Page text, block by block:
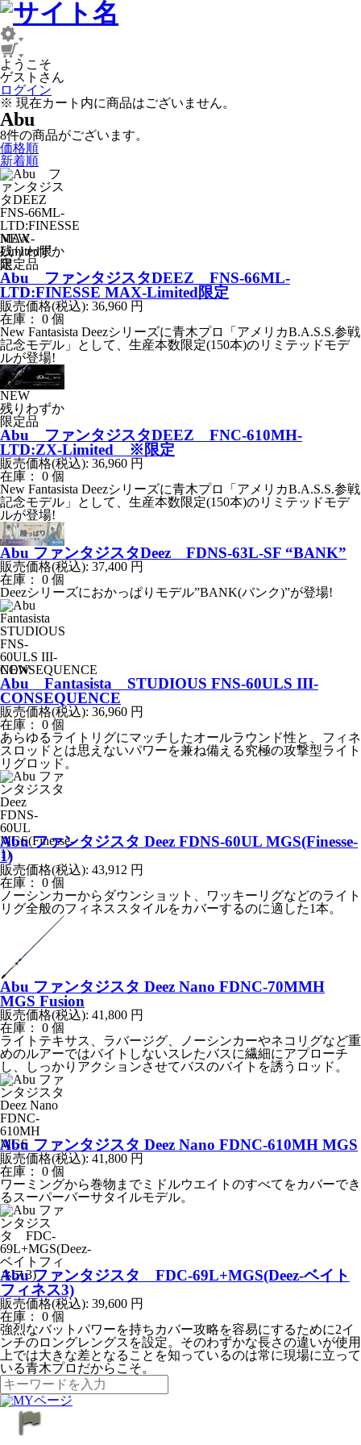
ようこそ
ゲストさん
ログイン
※ 現在カート内に商品はございません。
Abu
8件の商品がございます。
価格順
新着順
NEW
残りわずか
限定品
Abu ファンタジスタDEEZ FNS-66ML-
LTD:FINESSE MAX-Limited限定
販売価格(税込): 36,960 円
在庫： 0 個
New Fantasista Deezシリーズに青木プロ「アメリカB.A.S.S.参戦
記念モデル」として、生産本数限定(150本)のリミテッドモデ
ルが登場!
NEW
残りわずか
限定品
Abu ファンタジスタDEEZ FNC-610MH-
LTD:ZX-Limited ※限定
販売価格(税込): 36,960 円
在庫： 0 個
New Fantasista Deezシリーズに青木プロ「アメリカB.A.S.S.参戦
記念モデル」として、生産本数限定(150本)のリミテッドモデ
ルが登場!
Abu ファンタジスタDeez FDNS-63L-SF “BANK”
販売価格(税込): 37,400 円
在庫： 0 個
Deezシリーズにおかっぱりモデル”BANK(バンク)”が登場!
NEW
Abu Fantasista STUDIOUS FNS-60ULS III-
CONSEQUENCE
販売価格(税込): 36,960 円
在庫： 0 個
あらゆるライトリグにマッチしたオールラウンド性と、フィネ
スロッドとは思えないパワーを兼ね備える究極の攻撃型ライト
リグロッド。
Abu ファンタジスタ Deez FDNS-60UL MGS(Finesse-
1)
販売価格(税込): 43,912 円
在庫： 0 個
ノーシンカーからダウンショット、ワッキーリグなどのライト
リグ全般のフィネススタイルをカバーするのに適した1本。
Abu ファンタジスタ Deez Nano FDNC-70MMH
MGS Fusion
販売価格(税込): 41,800 円
在庫： 0 個
ライトテキサス、ラバージグ、ノーシンカーやネコリグなど重
めのルアーではバイトしないスレたバスに繊細にアプローチ
し、しっかりアクションさせてバスのバイトを誘うロッド。
Abu ファンタジスタ Deez Nano FDNC-610MH MGS
販売価格(税込): 41,800 円
在庫： 0 個
ワーミングから巻物までミドルウエイトのすべてをカバーでき
るスーパーバーサタイルモデル。
Abu ファンタジスタ FDC-69L+MGS(Deez-ベイト
フィネス3)
販売価格(税込): 39,600 円
在庫： 0 個
強烈なバットパワーを持ちカバー攻略を容易にするために2イ
ンチのロングレングスを設定。そのわずかな長さの違いが使用
上では大きな差となることを知っているのは常に現場に立って
いる青木プロだからこそ。